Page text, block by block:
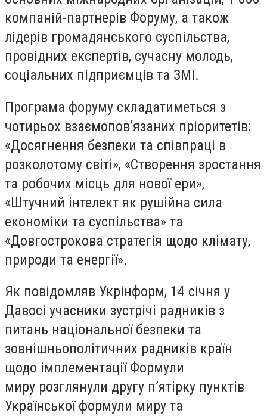
компаній-партнерів Форуму, а також
лідерів громадянського суспільства,
провідних експертів, сучасну молодь,
соціальних підприємців та ЗМІ.
Програма форуму складатиметься з
чотирьох взаємопов’язаних пріоритетів:
«Досягнення безпеки та співпраці в
розколотому світі», «Створення зростання
та робочих місць для нової ери»,
«Штучний інтелект як рушійна сила
економіки та суспільства» та
«Довгострокова стратегія щодо клімату,
природи та енергії».
Як повідомляв Укрінформ, 14 січня у
Давосі учасники зустрічі радників з
питань національної безпеки та
зовнішньополітичних радників країн
щодо імплементації Формули
миру розглянули другу п’ятірку пунктів
Української формули миру та